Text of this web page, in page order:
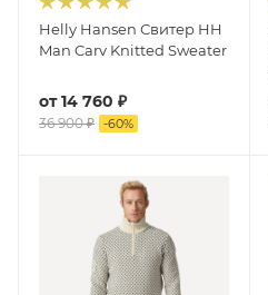
Helly Hansen Свитер HH
Man Carv Knitted Sweater
от14 760 ₽
36 900 ₽ -60%